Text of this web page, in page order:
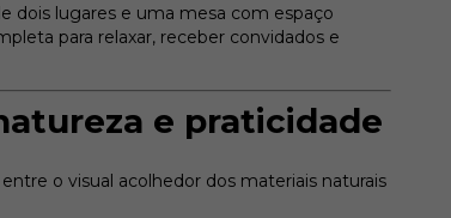
dois lugares e uma mesa com espaço
para relaxar, receber convidados e
e praticidade
o visual acolhedor dos materiais naturais